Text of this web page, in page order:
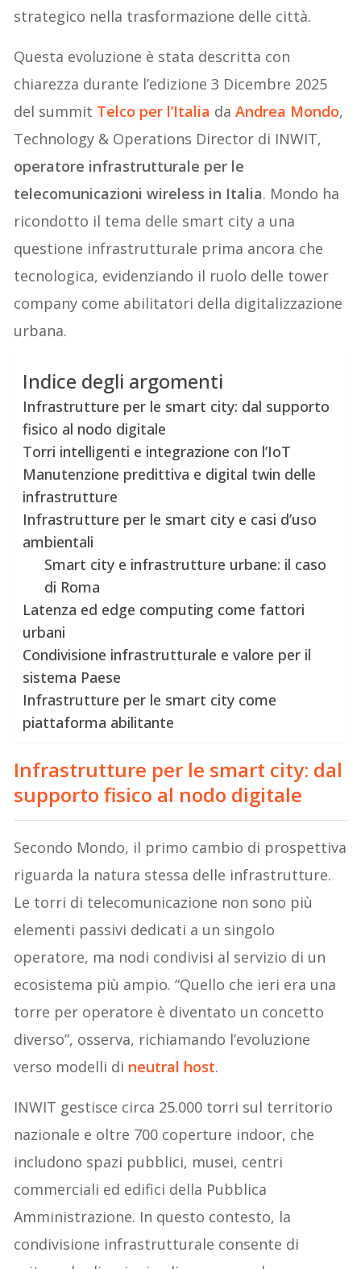
strategico nella trasformazione delle città.
Questa evoluzione è stata descritta con
chiarezza durante l’edizione 3 Dicembre 2025
del summit Telco per l’Italia daAndrea Mondo,
Technology & Operations Director di INWIT,
operatore infrastrutturale per le
telecomunicazioni wireless in Italia. Mondo ha
ricondotto il tema delle smart city a una
questione infrastrutturale prima ancora che
tecnologica, evidenziando il ruolo delle tower
company come abilitatori della digitalizzazione
urbana.
Indice degli argomenti
Infrastrutture per le smart city: dal supporto
fisico al nodo digitale
Torri intelligenti e integrazione con l’IoT
Manutenzione predittiva e digital twin delle
infrastrutture
Infrastrutture per le smart city e casi d’uso
ambientali
Smart city e infrastrutture urbane: il caso
di Roma
Latenza ed edge computing come fattori
urbani
Condivisione infrastrutturale e valore per il
sistema Paese
Infrastrutture per le smart city come
piattaforma abilitante
Infrastrutture per le smart city: dal
supporto fisico al nodo digitale
Secondo Mondo, il primo cambio di prospettiva
riguarda la natura stessa delle infrastrutture.
Le torri di telecomunicazione non sono più
elementi passivi dedicati a un singolo
operatore, ma nodi condivisi al servizio di un
ecosistema più ampio. “Quello che ieri era una
torre per operatore è diventato un concetto
diverso”, osserva, richiamando l’evoluzione
verso modelli di neutral host.
INWIT gestisce circa 25.000 torri sul territorio
nazionale e oltre 700 coperture indoor, che
includono spazi pubblici, musei, centri
commerciali ed edifici della Pubblica
Amministrazione. In questo contesto, la
condivisione infrastrutturale consente di